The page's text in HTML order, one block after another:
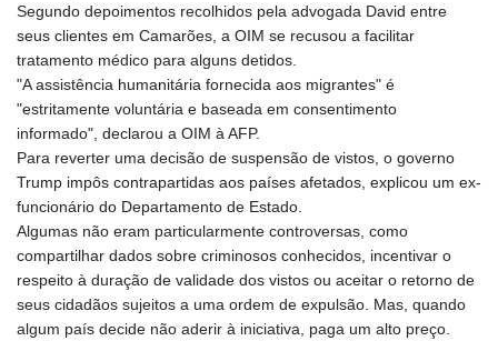
DKK 7.475736
DOP 67.265387
DZD 153.102878
EGP 57.247371
ERN 17.283128
ETB 186.320421
FJD 2.552604
FKP 0.856369
GBP 0.856512
GEL 3.013019
GGP 0.856369
GHS 13.568751
GIP 0.856369
Segundo depoimentos recolhidos pela advogada David entre
seus clientes em Camarões, a OIM se recusou a facilitar
tratamento médico para alguns detidos.
"A assistência humanitária fornecida aos migrantes" é
"estritamente voluntária e baseada em consentimento
informado", declarou a OIM à AFP.
Para reverter uma decisão de suspensão de vistos, o governo
Trump impôs contrapartidas aos países afetados, explicou um ex-
funcionário do Departamento de Estado.
Algumas não eram particularmente controversas, como
compartilhar dados sobre criminosos conhecidos, incentivar o
respeito à duração de validade dos vistos ou aceitar o retorno de
seus cidadãos sujeitos a uma ordem de expulsão. Mas, quando
algum país decide não aderir à iniciativa, paga um alto preço.